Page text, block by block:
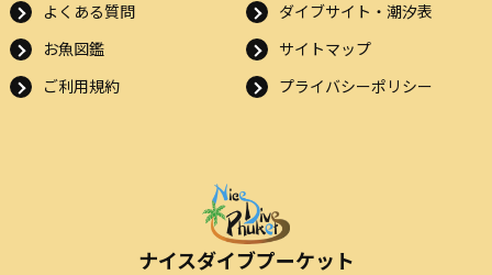
よくある質問
ダイブサイト・潮汐表
お魚図鑑
サイトマップ
ご利用規約
プライバシーポリシー
ナイスダイブプーケット